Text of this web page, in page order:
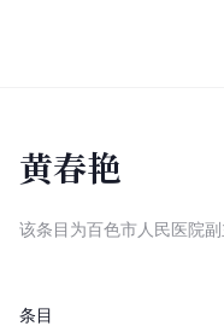
黄春艳
该条目为百色市人民医院
条目